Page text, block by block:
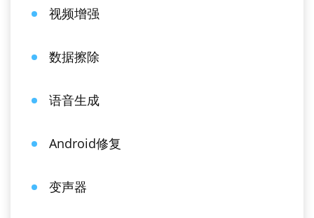
视频增强
数据擦除
语音生成
Android修复
变声器